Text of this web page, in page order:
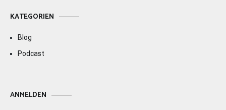
KATEGORIEN
Blog
Podcast
ANMELDEN